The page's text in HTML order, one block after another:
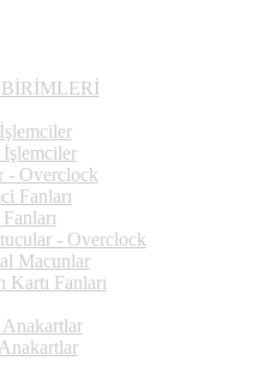
- Overclock
Fanları
- Overclock
Macunlar
Kartı Fanları